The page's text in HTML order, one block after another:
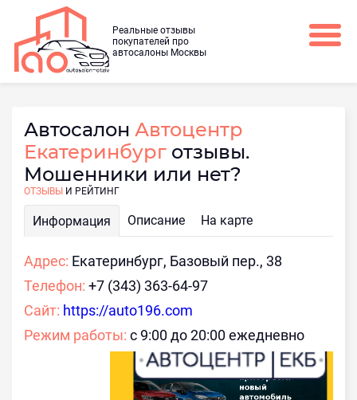
Реальные отзывы
покупателей про
автосалоны Москвы
Автосалон Автоцентр
Екатеринбург отзывы.
Мошенники или нет?
ОТЗЫВЫ И РЕЙТИНГ
Информация Описание На карте
Адрес: Екатеринбург, Базовый пер., 38
Телефон: +7 (343) 363-64-97
Сайт: https://auto196.com
Режим работы: с 9:00 до 20:00 ежедневно